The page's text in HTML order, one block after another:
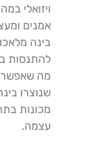
אמנים
בינה
להתנסות
מה שאפשר
שנוצרו
מכונות
עצמה.